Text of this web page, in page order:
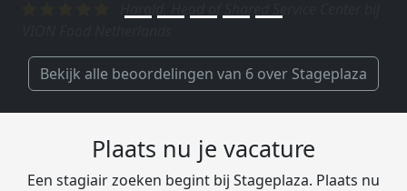
Bekijk alle beoordelingen van 6 over Stageplaza
Plaats nu je vacature
Een stagiair zoeken begint bij Stageplaza. Plaats nu